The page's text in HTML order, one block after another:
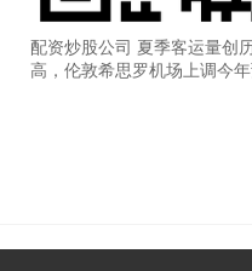
配资炒股公司 夏季客运量创
高，伦敦希思罗机场上调今